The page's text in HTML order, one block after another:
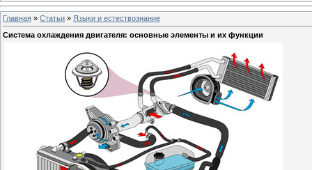
Главная » Статьи » Языки и естествознание
Система охлаждения двигателя: основные элементы и их функции